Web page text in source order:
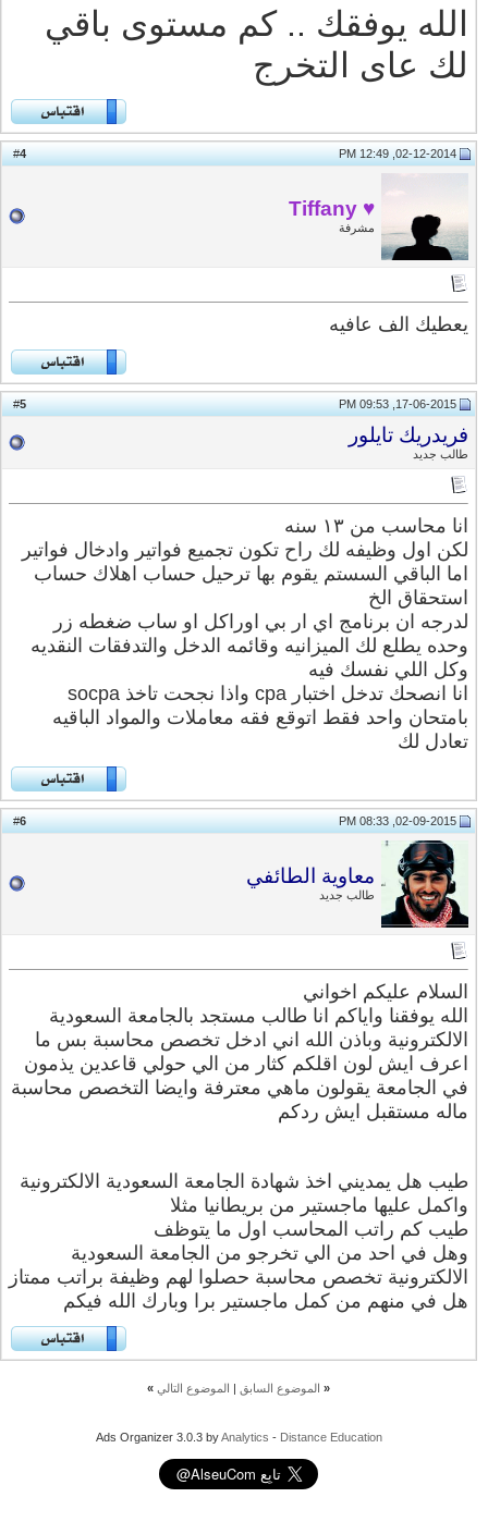
الله يوفقك .. كم مستوى باقي
لك عاى التخرج
02-12-2014, 12:49 PM
♥ Tiffany
مشرفة
يعطيك الف عافيه
17-06-2015, 09:53 PM
فريدريك تايلور
طالب جديد
انا محاسب من ١٣ سنه
لكن اول وظيفه لك راح تكون تجميع فواتير وادخال فواتير
اما الباقي السستم يقوم بها ترحيل حساب اهلاك حساب
استحقاق الخ
لدرجه ان برنامج اي ار بي اوراكل او ساب ضغطه زر
وحده يطلع لك الميزانيه وقائمه الدخل والتدفقات النقديه
وكل اللي نفسك فيه
انا انصحك تدخل اختبار cpa واذا نجحت تاخذ socpa
بامتحان واحد فقط اتوقع فقه معاملات والمواد الباقيه
تعادل لك
02-09-2015, 08:33 PM
معاوية الطائفي
طالب جديد
السلام عليكم اخواني
الله يوفقنا واياكم انا طالب مستجد بالجامعة السعودية
الالكترونية وباذن الله اني ادخل تخصص محاسبة بس ما
اعرف ايش لون اقلكم كثار من الي حولي قاعدين يذمون
في الجامعة يقولون ماهي معترفة وايضا التخصص محاسبة
ماله مستقبل ايش ردكم
طيب هل يمديني اخذ شهادة الجامعة السعودية الالكترونية
واكمل عليها ماجستير من بريطانيا مثلا
طيب كم راتب المحاسب اول ما يتوظف
وهل في احد من الي تخرجو من الجامعة السعودية
الالكترونية تخصص محاسبة حصلوا لهم وظيفة براتب ممتاز
هل في منهم من كمل ماجستير برا وبارك الله فيكم
الموضوع السابق| الموضوع التالي »
Ads Organizer 3.0.3 byAnalytics -Distance Education